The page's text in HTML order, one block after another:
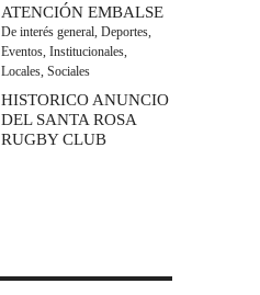
ATENCIÓN EMBALSE
De interés general, Deportes,
Eventos, Institucionales,
Locales, Sociales
HISTORICO ANUNCIO
DEL SANTA ROSA
RUGBY CLUB